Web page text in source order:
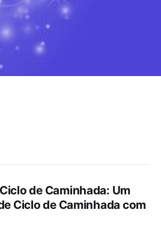
de Caminhada: Um
Ciclo de Caminhada com